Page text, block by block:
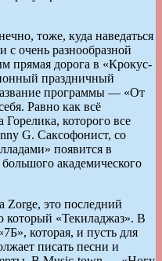
тоже, куда наведаться
с очень разнообразной
прямая дорога в «Крокус-
праздничный
программы — «От
Равно как всё
которого все
G. Саксофонист, со
появится в
академического
Zorge, это последний
который «Текиладжаз». В
которая, и пусть для
писать песни и